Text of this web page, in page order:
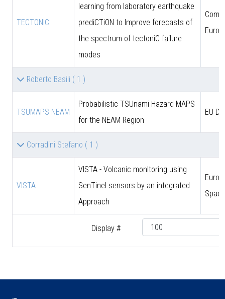
Display #
TECTONIC
learning from laboratory earthquake
prediCTiON to Improve forecasts of
the spectrum of tectoniC failure
modes
Roberto Basili ( 1 )
TSUMAPS-NEAM
Probabilistic TSUnami Hazard MAPS
for the NEAM Region
EU
Corradini Stefano ( 1 )
VISTA
VISTA - Volcanic monItoring using
SenTinel sensors by an integrated
Approach